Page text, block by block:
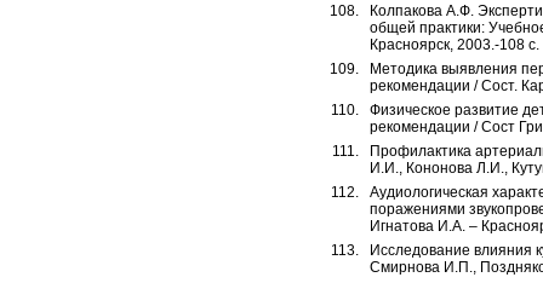
Колпакова А.Ф.
общей практики:
Красноярск, 2003.-108 с.
Методика выявления
рекомендации / Сост.
Физическое развитие
рекомендации / Сост
Профилактика
И.И., Кононова Л.И.,
Аудиологическая
поражениями
Игнатова И.А. –
Исследование влияния
Смирнова И.П.,